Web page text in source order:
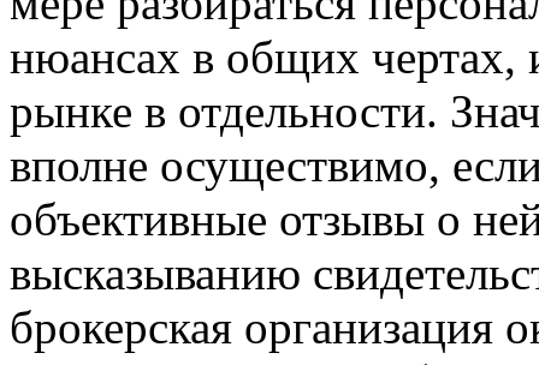
нюансах в общих чертах,
рынке в отдельности.
вполне осуществимо,
объективные отзывы о
высказыванию
брокерская организация